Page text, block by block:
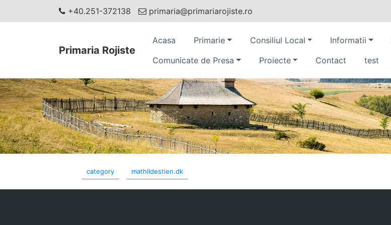
+40.251-372138 primaria@primariarojiste.ro
Primaria Rojiste
Acasa Primarie Consiliul Local Informatii
Comunicate de Presa
Proiecte Contact test
category mathildestien.dk